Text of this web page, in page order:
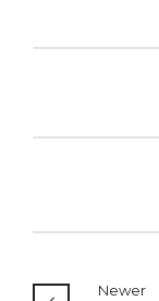
Newer